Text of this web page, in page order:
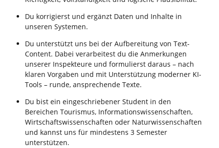
Du korrigierst und ergänzt Daten und Inhalte in
unseren Systemen.
Du unterstützt uns bei der Aufbereitung von Text-
Content. Dabei verarbeitest du die Anmerkungen
unserer Inspekteure und formulierst daraus – nach
klaren Vorgaben und mit Unterstützung moderner KI-
Tools – runde, ansprechende Texte.
Du bist ein eingeschriebener Student in den
Bereichen Tourismus, Informationswissenschaften,
Wirtschaftswissenschaften oder Naturwissenschaften
und kannst uns für mindestens 3 Semester
unterstützen.